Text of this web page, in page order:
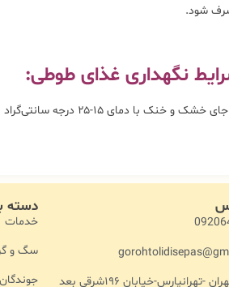
شود.
نگهداری غذای طوطی:
خشک و خنک با دمای ۱۵-۲۵ درجه سانتی‌گراد نگهداری شود.
آدرس :تهران -تهرانپارس-خیابان ۱۹۶شرقی بعد
دسته
خدمات
سگ و
جوندگان